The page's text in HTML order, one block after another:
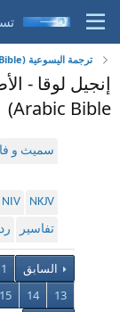
ترجمة اليسوعية (Jesuit Arabic Bible)
Arabic Bible)
سميث و
NKJV
NIV
تفاسير
السابق 1
13
14
15